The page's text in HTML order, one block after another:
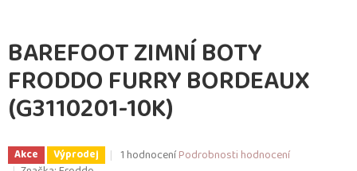
BAREFOOT ZIMNÍ BOTY
FRODDO FURRY BORDEAUX
(G3110201-10K)
Akce Výprodej
Průměrné
1 hodnoceníPodrobnosti hodnocení